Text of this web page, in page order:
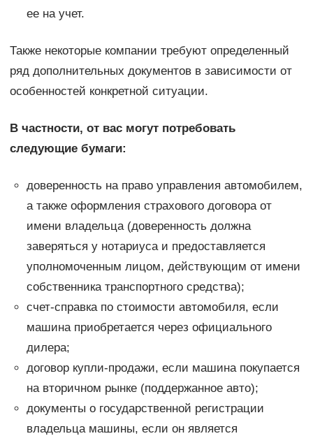
ее на учет.
Также некоторые компании требуют определенный
ряд дополнительных документов в зависимости от
особенностей конкретной ситуации.
В частности, от вас могут потребовать
следующие бумаги:
доверенность на право управления автомобилем,
а также оформления страхового договора от
имени владельца (доверенность должна
заверяться у нотариуса и предоставляется
уполномоченным лицом, действующим от имени
собственника транспортного средства);
счет-справка по стоимости автомобиля, если
машина приобретается через официального
дилера;
договор купли-продажи, если машина покупается
на вторичном рынке (поддержанное авто);
документы о государственной регистрации
владельца машины, если он является